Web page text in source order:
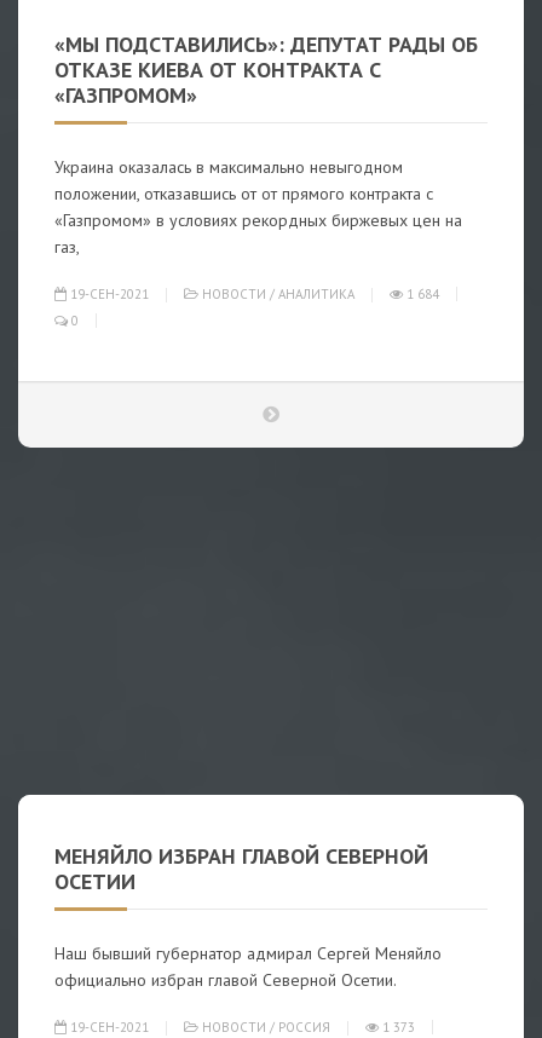
«МЫ ПОДСТАВИЛИСЬ»: ДЕПУТАТ РАДЫ ОБ
ОТКАЗЕ КИЕВА ОТ КОНТРАКТА С
«ГАЗПРОМОМ»
Украина оказалась в максимально невыгодном
положении, отказавшись от от прямого контракта с
«Газпромом» в условиях рекордных биржевых цен на
газ,
19-СЕН-2021 НОВОСТИ / АНАЛИТИКА
1 684
0
МЕНЯЙЛО ИЗБРАН ГЛАВОЙ СЕВЕРНОЙ
ОСЕТИИ
Наш бывший губернатор адмирал Сергей Меняйло
официально избран главой Северной Осетии.
19-СЕН-2021 НОВОСТИ / РОССИЯ
1 373